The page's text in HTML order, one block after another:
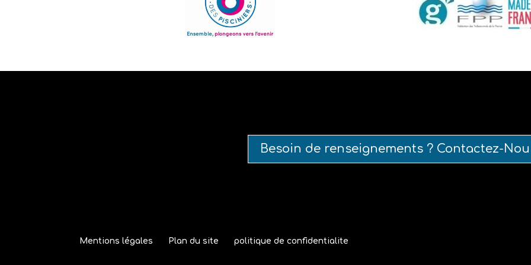
Besoin de renseignements ? Contactez-
Mentions légales Plan du site politique de confidentialite